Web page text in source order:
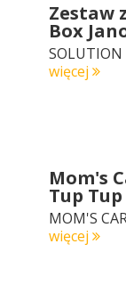
Zestaw
Box
SOLUTION
więcej
Mom's
Tup Tup
MOM'S
więcej